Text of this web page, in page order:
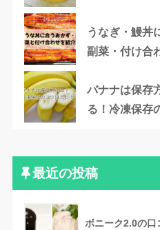
うなぎ・鰻丼
副菜・付け合
バナナは保存
る！冷凍保存
最近の投稿
ボニーク2.0の口